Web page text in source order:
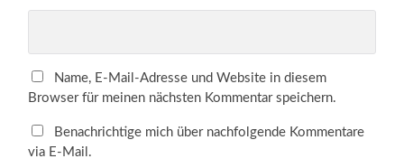
Name, E-Mail-Adresse und Website in diesem
Browser für meinen nächsten Kommentar speichern.
Benachrichtige mich über nachfolgende Kommentare
via E-Mail.